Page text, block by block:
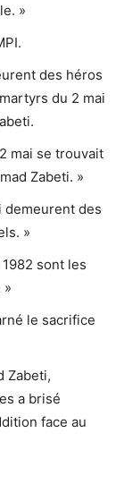
»
des héros
du 2 mai
mai se trouvait
Zabeti. »
demeurent des
»
sont les
»
le sacrifice
Zabeti,
a brisé
face au